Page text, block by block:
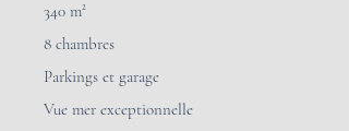
340 m²
8 chambres
Parkings et garage
Vue mer exceptionnelle